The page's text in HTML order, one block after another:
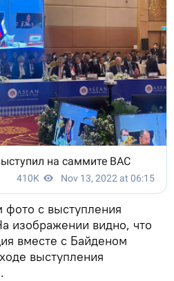
с выступления
изображении видно, что
вместе с Байденом
выступления